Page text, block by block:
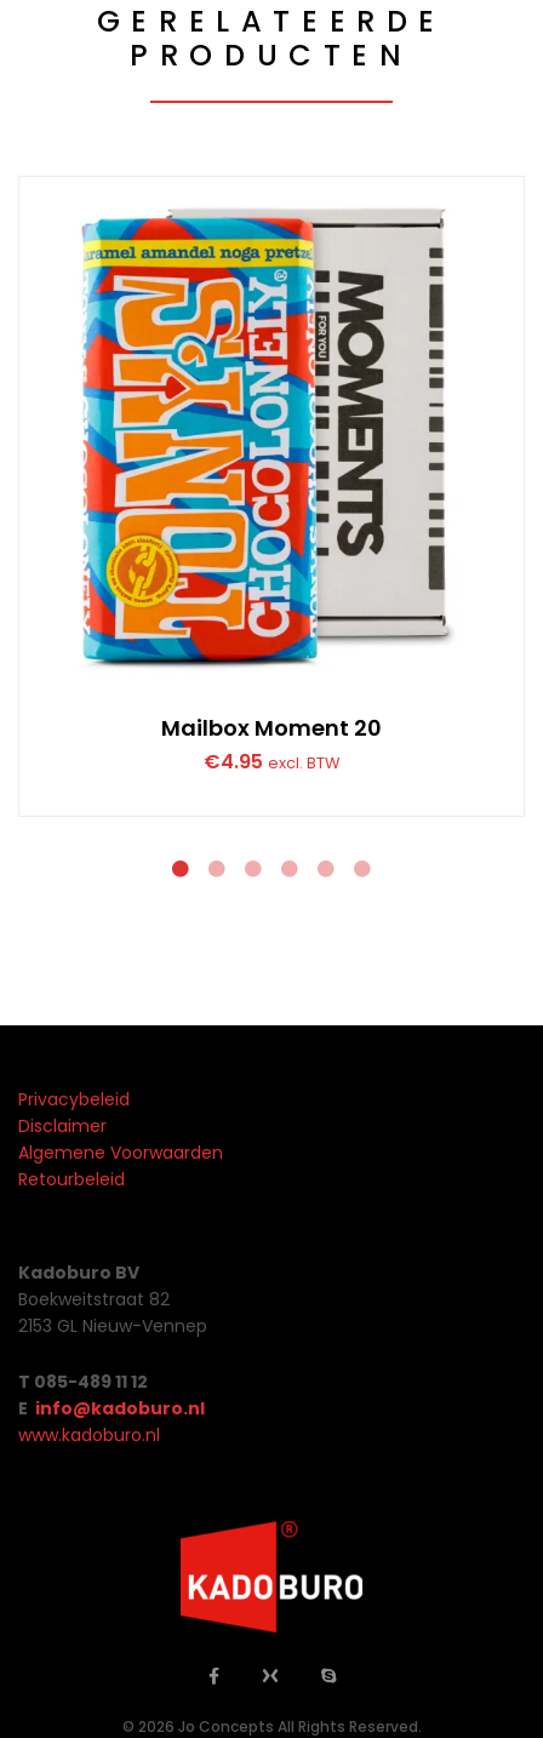
GERELATEERDE
PRODUCTEN
Mailbox Moment 20
€4.95 excl. BTW
Privacybeleid
Disclaimer
Algemene Voorwaarden
Retourbeleid
Kadoburo BV
Boekweitstraat 82
2153 GL Nieuw-Vennep
T 085-489 11 12
E info@kadoburo.nl
www.kadoburo.nl
© 2026 Jo Concepts All Rights Reserved.